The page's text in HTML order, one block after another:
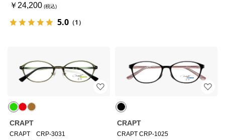
￥24,200
5.0 （1）
CRAPT
CRAPT CRP-3031
CRAPT
CRAPT CRP-1025